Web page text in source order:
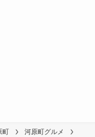
町 河原町グルメ